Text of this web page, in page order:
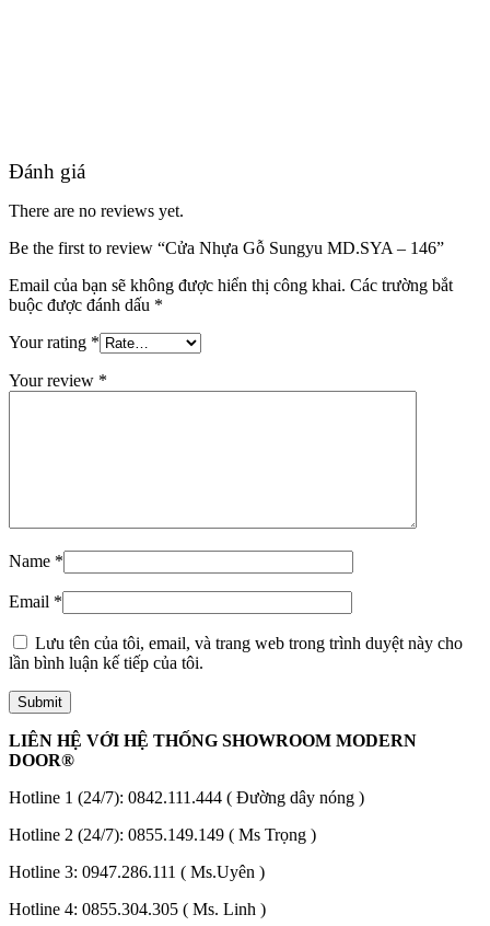
Đánh giá
There are no reviews yet.
Be the first to review “Cửa Nhựa Gỗ Sungyu MD.SYA – 146”
Email của bạn sẽ không được hiển thị công khai. Các trường bắt
buộc được đánh dấu *
Your rating *
Your review *
Name *
Email *
Lưu tên của tôi, email, và trang web trong trình duyệt này cho
lần bình luận kế tiếp của tôi.
LIÊN HỆ VỚI HỆ THỐNG SHOWROOM MODERN
DOOR®
Hotline 1 (24/7): 0842.111.444 ( Đường dây nóng )
Hotline 2 (24/7): 0855.149.149 ( Ms Trọng )
Hotline 3: 0947.286.111 ( Ms.Uyên )
Hotline 4: 0855.304.305 ( Ms. Linh )